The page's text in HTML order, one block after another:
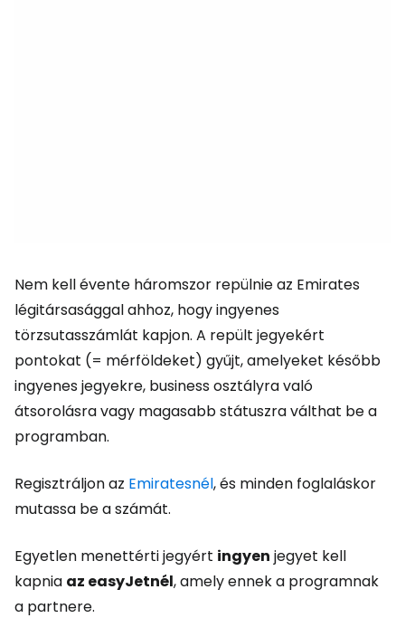
Nem kell évente háromszor repülnie az Emirates
légitársasággal ahhoz, hogy ingyenes
törzsutasszámlát kapjon. A repült jegyekért
pontokat (= mérföldeket) gyűjt, amelyeket később
ingyenes jegyekre, business osztályra való
átsorolásra vagy magasabb státuszra válthat be a
programban.
Regisztráljon az Emiratesnél, és minden foglaláskor
mutassa be a számát.
Egyetlen menettérti jegyért ingyen jegyet kell
kapnia az easyJetnél, amely ennek a programnak
a partnere.